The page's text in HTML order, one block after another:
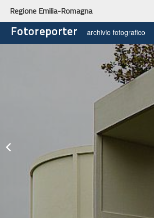
Regione Emilia-Romagna
Fotoreporter archivio fotografico